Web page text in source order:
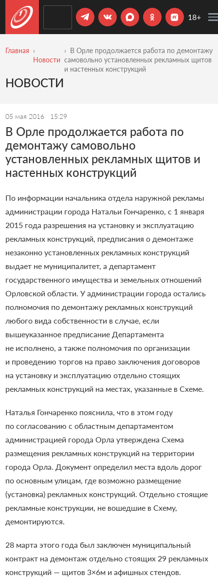
18+
Главная
Новости
В Орле продолжается работа по демонтажу
самовольно установленных рекламных щитов
и настенных конструкций
НОВОСТИ
05 мая 2016 15:29
В Орле продолжается работа по
демонтажу самовольно
установленных рекламных щитов и
настенных конструкций
По информации начальника отдела наружной рекламы
администрации города Натальи Гончаренко, с 1 января
2015 года разрешения на установку и эксплуатацию
рекламных конструкций, предписания о демонтаже
незаконно установленных рекламных конструкций
выдает не муниципалитет, а департамент
государственного имущества и земельных отношений
Орловской области. У администрации города остались
полномочия по демонтажу рекламных конструкций
любого вида собственности в случае, если
вышеуказанное предписание Департамента
не исполнено, а также полномочия по организации
и проведению торгов на право заключения договоров
на установку и эксплуатацию отдельно стоящих
рекламных конструкций на местах, указанные в Схеме.
Наталья Гончаренко пояснила, что в этом году
по согласованию с областным департаментом
администрацией города Орла утверждена Схема
размещения рекламных конструкций на территории
города Орла. Документ определил места вдоль дорог
по основным улицам, где возможно размещение
(установка) рекламных конструкций. Отдельно стоящие
рекламные конструкции, не вошедшие в Схему,
демонтируются.
28 марта этого года был заключен муниципальный
контракт на демонтаж отдельно стоящих 29 рекламных
конструкций — щитов 3×6м и афишных стендов.